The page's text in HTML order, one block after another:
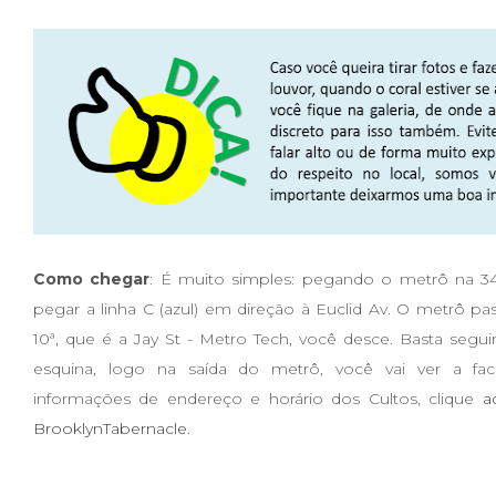
Como chegar: É muito simples: pegando o metrô na
pegar a linha C (azul) em direção à Euclid Av. O metrô
10ª, que é a Jay St - Metro Tech, você desce. Basta
esquina, logo na saída do metrô, você vai ver a
informações de endereço e horário dos Cultos, clique
BrooklynTabernacle.